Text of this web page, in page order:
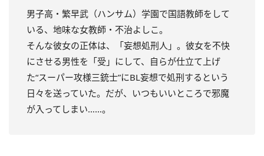
男子高・繁早武（ハンサム）学園で国語教師をして
いる、地味な女教師・不治よしこ。
そんな彼女の正体は、「妄想処刑人」。 彼女を不快
にさせる男性を「受」にして、自らが仕立て上げ
た“スーパー攻様三銃士”にBL妄想で処刑するという
日々を送っていた。 だが、いつもいいところで邪魔
が入ってしまい……。